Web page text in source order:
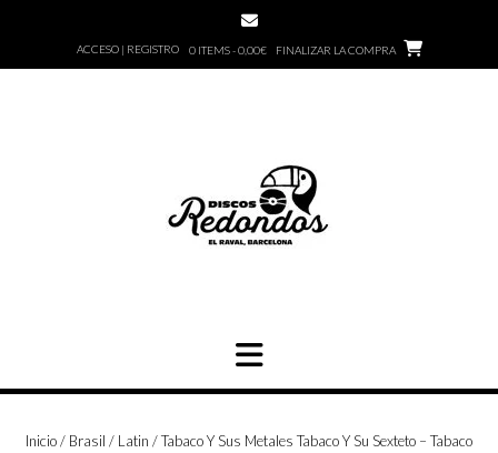
ACCESO | REGISTRO 0 ITEMS - 0,00€ FINALIZAR LA COMPRA
Inicio/ Brasil / Latin / Tabaco Y Sus Metales Tabaco Y Su Sexteto – Tabaco